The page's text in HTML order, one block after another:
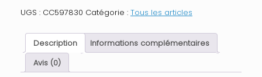
en
borosilicaté
massif
transparent
Sparkling
UGS : CC597830 Catégorie : Tous les articles
Description
Informations complémentaires
Avis (0)